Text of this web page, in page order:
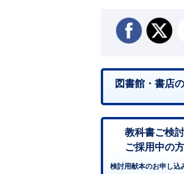
図書館・書店
教科書ご検討
ご採用中の
検討用献本のお申し込